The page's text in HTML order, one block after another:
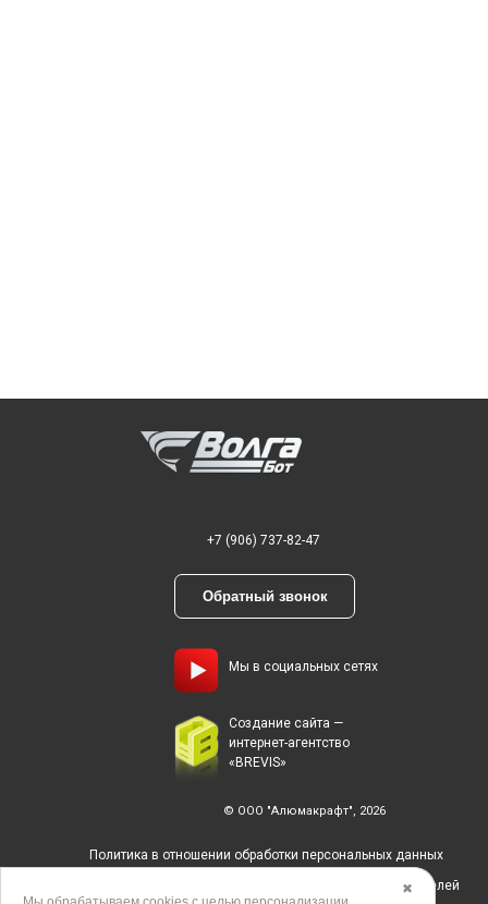
+7 (906) 737-82-47
Обратный звонок
Мы в социальных сетях
Создание сайта —
интернет-агентство
«BREVIS»
© ООО "Алюмакрафт", 2026
Политика в отношении обработки персональных данных
Согласие на обработку персональных данных пользователей
✖